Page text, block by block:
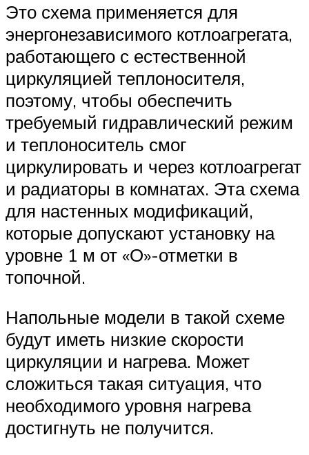
Это схема применяется для
энергонезависимого котлоагрегата,
работающего с естественной
циркуляцией теплоносителя,
поэтому, чтобы обеспечить
требуемый гидравлический режим
и теплоноситель смог
циркулировать и через котлоагрегат
и радиаторы в комнатах. Эта схема
для настенных модификаций,
которые допускают установку на
уровне 1 м от «О»-отметки в
топочной.
Напольные модели в такой схеме
будут иметь низкие скорости
циркуляции и нагрева. Может
сложиться такая ситуация, что
необходимого уровня нагрева
достигнуть не получится.